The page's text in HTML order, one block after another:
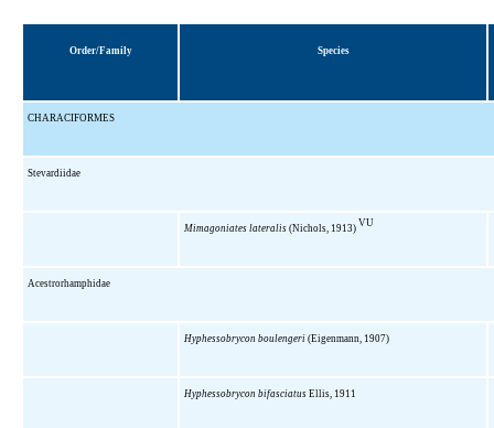
Order/Family Species
CHARACIFORMES
Stevardiidae
Mimagoniates lateralis(Nichols, 1913)
VU
Acestrorhamphidae
Hyphessobrycon boulengeri(Eigenmann, 1907)
Hyphessobrycon bifasciatusEllis, 1911